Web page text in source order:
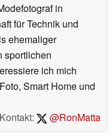
in
für Technik und
ehemaliger
sportlichen
ich mich
Smart Home und
Kontakt:
@RonMatta